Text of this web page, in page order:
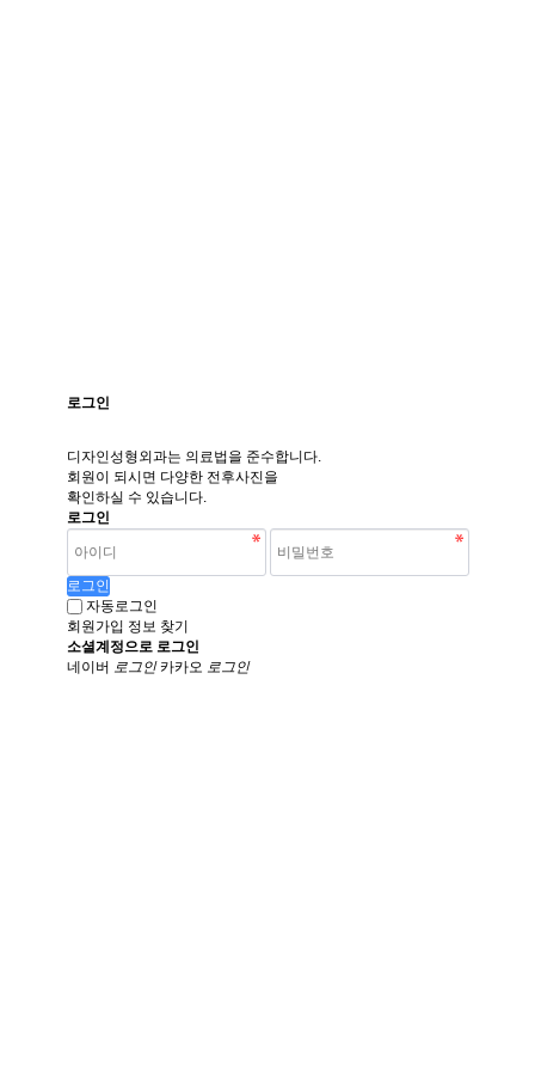
로그인
디자인성형외과는 의료법을 준수합니다.
회원이 되시면 다양한 전후사진을
확인하실 수 있습니다.
로그인
로그인
자동로그인
회원가입 정보 찾기
소셜계정으로 로그인
네이버 로그인 카카오 로그인